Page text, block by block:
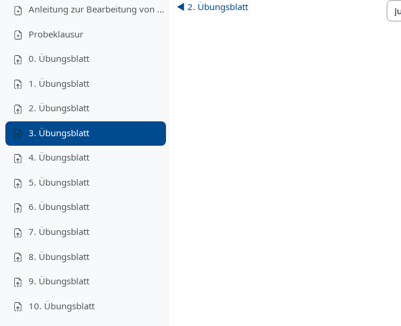
Anleitung zur Bearbeitung von Programmieraufgaben
Probeklausur
0. Übungsblatt
1. Übungsblatt
2. Übungsblatt
3. Übungsblatt
4. Übungsblatt
5. Übungsblatt
6. Übungsblatt
7. Übungsblatt
8. Übungsblatt
9. Übungsblatt
10. Übungsblatt
◀︎ 2. Übungsblatt